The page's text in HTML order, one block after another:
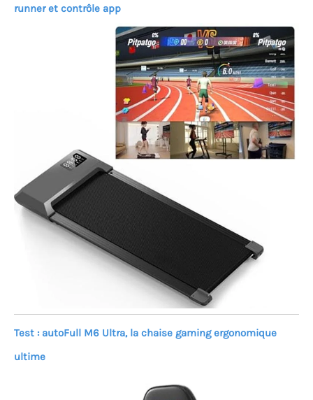
runner et contrôle app
Test : autoFull M6 Ultra, la chaise gaming ergonomique
ultime